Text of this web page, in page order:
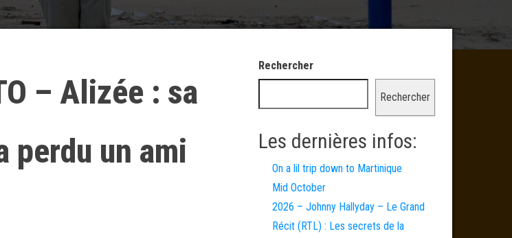
– Alizée : sa
un ami
Rechercher
Rechercher
Les dernières infos:
On a lil trip down to Martinique
Mid October
2026 – Johnny Hallyday – Le Grand
Récit (RTL) : Les secrets de la